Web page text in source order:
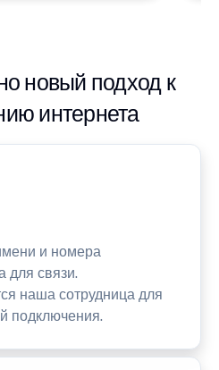
новый подход к
интернета
и номера
для связи.
наша сотрудница для
подключения.